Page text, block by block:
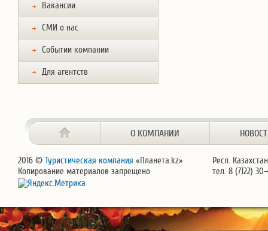
Вакансии
СМИ о нас
Событии компании
Для агентств
О КОМПАНИИ
2016 © Туристическая компания «Планета.kz»
Копирование материалов запрещено
Респ.
тел. 8 (7122)